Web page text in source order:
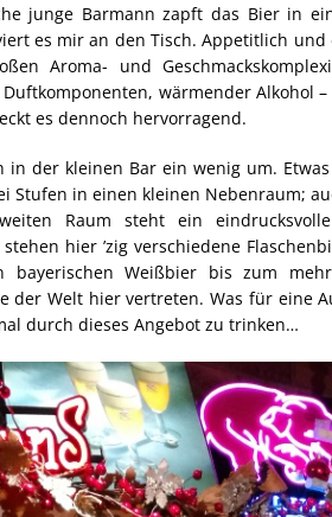
junge Barmann zapft das Bier in
es mir an den Tisch. Appetitlich
Aroma- und
wärmender Alkohol
es dennoch hervorragend.
in der kleinen Bar ein wenig um.
Stufen in einen kleinen Nebenraum;
Raum steht ein
stehen hier ’zig verschiedene
bayerischen Weißbier bis zum
der Welt hier vertreten. Was für eine
durch dieses Angebot zu trinken…